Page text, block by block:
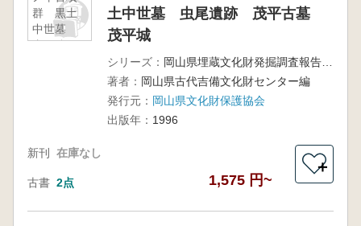
群 黒土
中世墓
虫尾遺
土中世墓 虫尾遺跡 茂平古墓
茂平城
シリーズ：
岡山県埋蔵文化財発掘調査報告111
著者： 岡山県古代吉備文化財センター編
発行元： 岡山県文化財保護協会
出版年： 1996
新刊 在庫なし
古書 2点 1,575 円~
＋